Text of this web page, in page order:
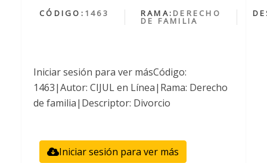
CÓDIGO: 1463 RAMA: DERECHO
DE FAMILIA
Iniciar sesión para ver másCódigo:
1463|Autor: CIJUL en Línea|Rama: Derecho
de familia|Descriptor: Divorcio
Iniciar sesión para ver más